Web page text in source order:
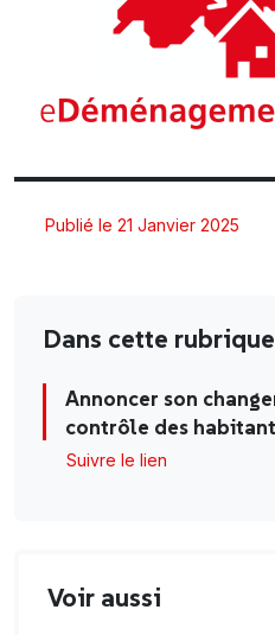
Publié le 21 Janvier 2025
Dans cette rubrique
Annoncer son
contrôle des
Suivre le lien
Voir aussi